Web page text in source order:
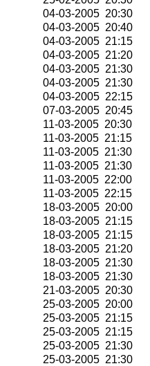
04-03-2005 20:30
04-03-2005 20:40
04-03-2005 21:15
04-03-2005 21:20
04-03-2005 21:30
04-03-2005 21:30
04-03-2005 22:15
07-03-2005 20:45
11-03-2005 20:30
11-03-2005 21:15
11-03-2005 21:30
11-03-2005 21:30
11-03-2005 22:00
11-03-2005 22:15
18-03-2005 20:00
18-03-2005 21:15
18-03-2005 21:15
18-03-2005 21:20
18-03-2005 21:30
18-03-2005 21:30
21-03-2005 20:30
25-03-2005 20:00
25-03-2005 21:15
25-03-2005 21:15
25-03-2005 21:30
25-03-2005 21:30